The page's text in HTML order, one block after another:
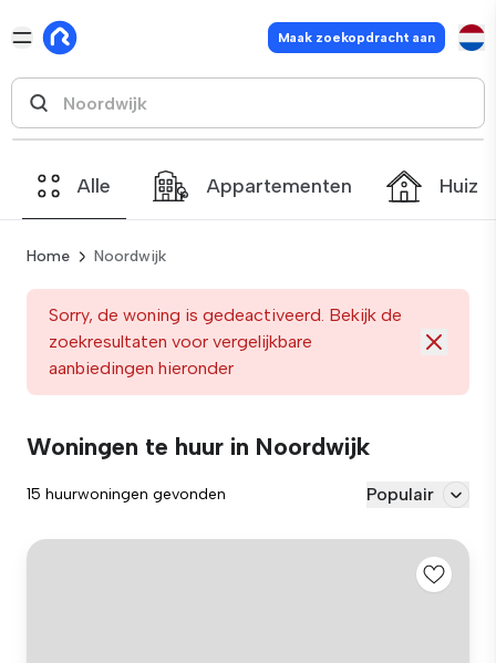
Maak zoekopdracht aan
Alle Appartementen
Home Noordwijk
Sorry, de woning is gedeactiveerd. Bekijk de
zoekresultaten voor vergelijkbare
aanbiedingen hieronder
Woningen te huur in Noordwijk
15 huurwoningen gevonden Populair